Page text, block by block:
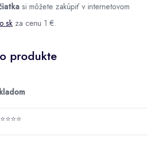
si môžete zakúpiť v internetovom
za cenu 1 €.
produkte